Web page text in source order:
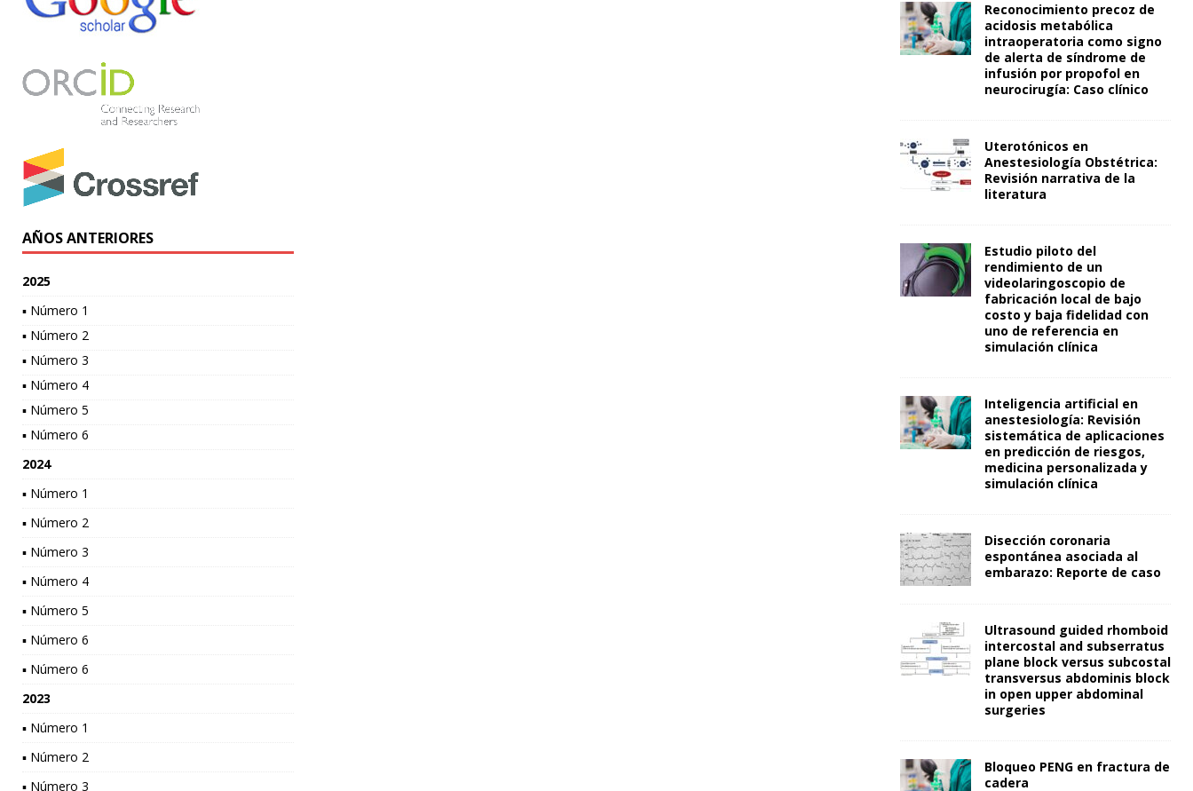
AÑOS ANTERIORES
2025
▪ Número 1
▪ Número 2
▪ Número 3
▪ Número 4
▪ Número 5
▪ Número 6
2024
▪ Número 1
▪ Número 2
▪ Número 3
▪ Número 4
▪ Número 5
▪ Número 6
▪ Número 6
2023
▪ Número 1
▪ Número 2
▪ Número 3
Reconocimiento precoz de
acidosis metabólica
intraoperatoria como signo
de alerta de síndrome de
infusión por propofol en
neurocirugía: Caso clínico
Uterotónicos en
Anestesiología Obstétrica:
Revisión narrativa de la
literatura
Estudio piloto del
rendimiento de un
videolaringoscopio de
fabricación local de bajo
costo y baja fidelidad con
uno de referencia en
simulación clínica
Inteligencia artificial en
anestesiología: Revisión
sistemática de aplicaciones
en predicción de riesgos,
medicina personalizada y
simulación clínica
Disección coronaria
espontánea asociada al
embarazo: Reporte de caso
Ultrasound guided rhomboid
intercostal and subserratus
plane block versus subcostal
transversus abdominis block
in open upper abdominal
surgeries
Bloqueo PENG en fractura de
cadera